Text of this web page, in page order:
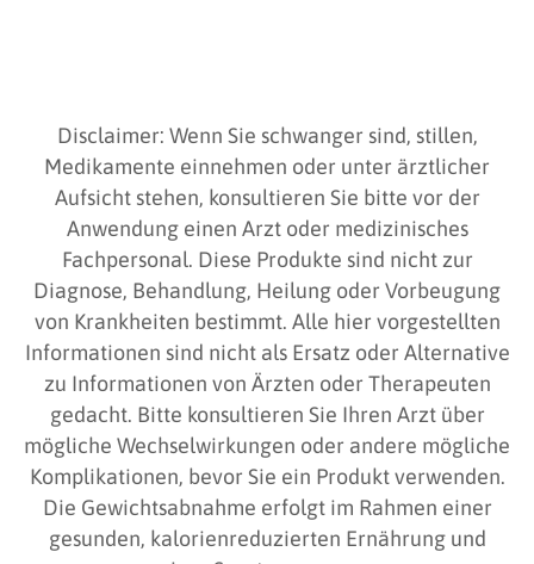
Disclaimer: Wenn Sie schwanger sind, stillen,
Medikamente einnehmen oder unter ärztlicher
Aufsicht stehen, konsultieren Sie bitte vor der
Anwendung einen Arzt oder medizinisches
Fachpersonal. Diese Produkte sind nicht zur
Diagnose, Behandlung, Heilung oder Vorbeugung
von Krankheiten bestimmt. Alle hier vorgestellten
Informationen sind nicht als Ersatz oder Alternative
zu Informationen von Ärzten oder Therapeuten
gedacht. Bitte konsultieren Sie Ihren Arzt über
mögliche Wechselwirkungen oder andere mögliche
Komplikationen, bevor Sie ein Produkt verwenden.
Die Gewichtsabnahme erfolgt im Rahmen einer
gesunden, kalorienreduzierten Ernährung und